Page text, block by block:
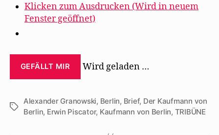
Klicken zum Ausdrucken (Wird in neuem
Fenster geöffnet)
GEFÄLLT MIR Wird geladen …
Schlagwörter
Alexander Granowski, Berlin, Brief, Der Kaufmann von
Berlin, Erwin Piscator, Kaufmann von Berlin, TRIBÜNE